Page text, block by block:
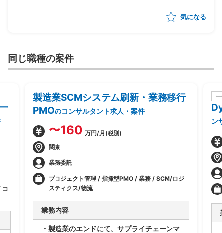
気になる
同じ職種の案件
コ
製造業SCMシステム刷新・業務移行
PMOのコンサルタント求人・案件
〜160 万円/月(税別)
関東
業務委託
プロジェクト管理 / 指揮型PMO / 業務 / SCM/ロジ
スティクス/物流
業務内容
・製造業のエンドにて、サプライチェーンマ
ン